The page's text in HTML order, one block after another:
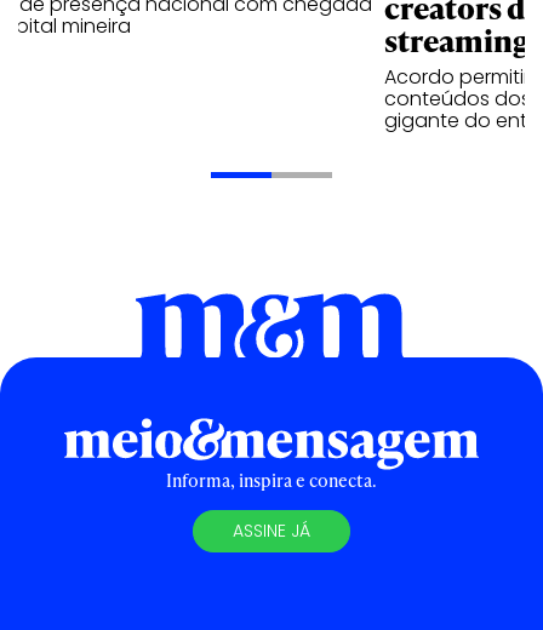
mineira streaming
Acordo
conteúdos dos
gigante do
Informa, inspira e conecta.
ASSINE JÁ